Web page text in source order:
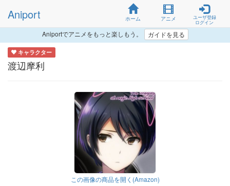
Aniport ホーム アニメ
ユーザ登録
ログイン
Aniportでアニメをもっと楽しもう。 ガイドを見る
キャラクター
渡辺摩利
この画像の商品を開く(Amazon)